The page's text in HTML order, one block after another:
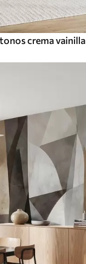
crema vainilla